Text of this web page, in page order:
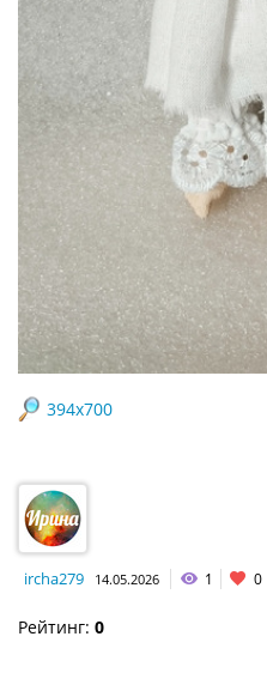
394x700
ircha279 14.05.2026 1 0
Рейтинг: 0